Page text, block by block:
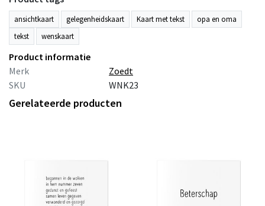
ansichtkaart gelegenheidskaart Kaart met tekst
opa en oma
tekst
wenskaart
Product informatie
Merk
Zoedt
SKU
WNK23
Gerelateerde producten